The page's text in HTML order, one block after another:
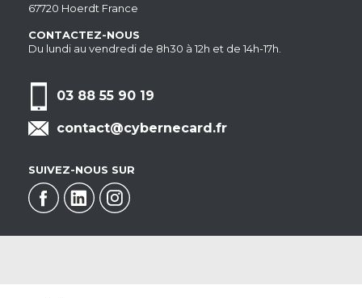
67720 Hoerdt France
CONTACTEZ-NOUS
Du lundi au vendredi de 8h30 à 12h et de 14h-17h.
03 88 55 90 19
contact@cybernecard.fr
SUIVEZ-NOUS SUR